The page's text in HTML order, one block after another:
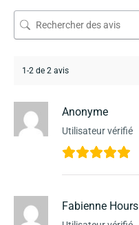
1-2 de 2 avis
Anonyme
Utilisateur vérifié
Fabienne Hours